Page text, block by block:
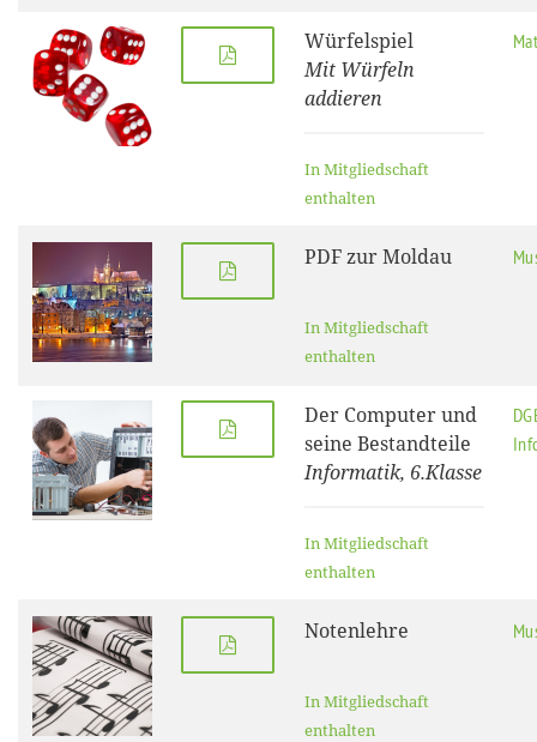
Würfelspiel
Mit Würfeln
addieren
In Mitgliedschaft
enthalten
PDF zur Moldau
In Mitgliedschaft
enthalten
Der Computer und
seine Bestandteile
Informatik, 6.Klasse
In Mitgliedschaft
enthalten
Notenlehre
In Mitgliedschaft
enthalten